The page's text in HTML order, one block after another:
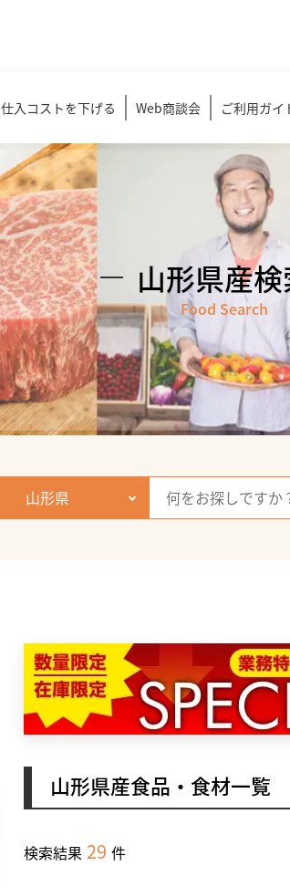
仕入コストを下げる Web商談会 ご利用ガイ
山形県産
Food Search
山形県
山形県産食品・食材一覧
検索結果 29 件